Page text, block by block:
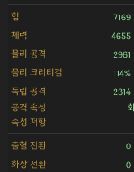
힘 7169
체력 4655
물리 공격 2961
물리 크리티컬 114%
독립 공격 2314
공격 속성
속성 저항
출혈 전환 0
화상 전환 0